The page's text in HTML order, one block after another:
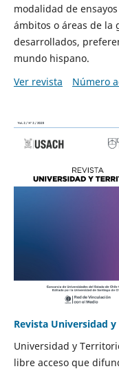
modalidad de
ámbitos o áreas de la
desarrollados,
mundo hispano.
Ver revista
Número
Revista Universidad
Universidad y
libre acceso que